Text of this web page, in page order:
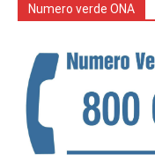
Numero verde ONA